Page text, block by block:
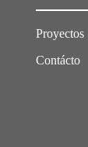
Proyectos
Contácto